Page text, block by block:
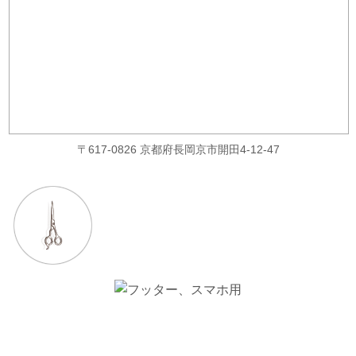
〒617-0826 京都府長岡京市開田4-12-47